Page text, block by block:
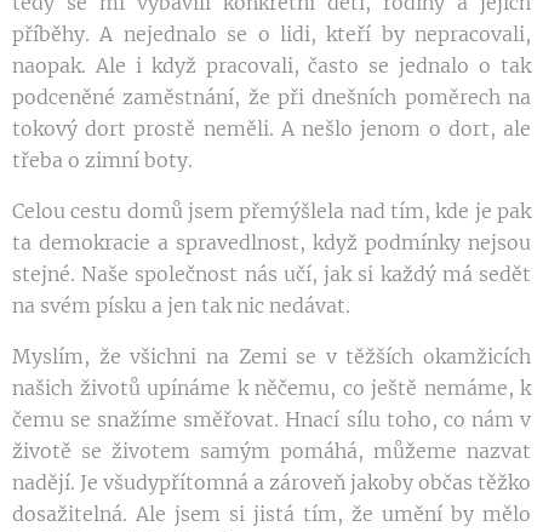
příběhy. A nejednalo se o lidi, kteří by nepracovali,
naopak. Ale i když pracovali, často se jednalo o tak
podceněné zaměstnání, že při dnešních poměrech na
tokový dort prostě neměli. A nešlo jenom o dort, ale
třeba o zimní boty.
Celou cestu domů jsem přemýšlela nad tím, kde je pak
ta demokracie a spravedlnost, když podmínky nejsou
stejné. Naše společnost nás učí, jak si každý má sedět
na svém písku a jen tak nic nedávat.
Myslím, že všichni na Zemi se v těžších okamžicích
našich životů upínáme k něčemu, co ještě nemáme, k
čemu se snažíme směřovat. Hnací sílu toho, co nám v
životě se životem samým pomáhá, můžeme nazvat
nadějí. Je všudypřítomná a zároveň jakoby občas těžko
dosažitelná. Ale jsem si jistá tím, že umění by mělo